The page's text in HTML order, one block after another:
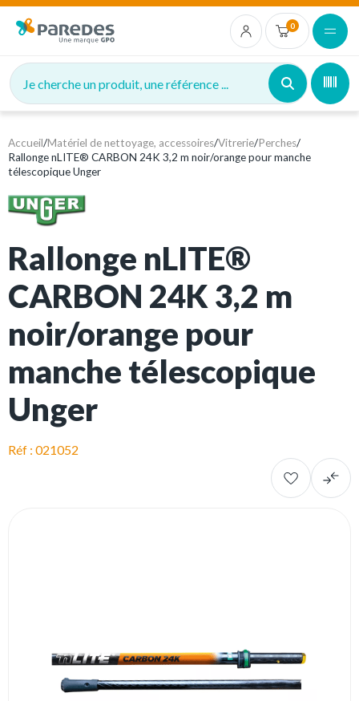
0
Je cherche un produit, une référence ...
Accueil/Matériel de nettoyage, accessoires/Vitrerie/Perches/
Rallonge nLITE® CARBON 24K 3,2 m noir/orange pour manche
télescopique Unger
Rallonge nLITE®
CARBON 24K 3,2 m
noir/orange pour
manche télescopique
Unger
Réf : 021052